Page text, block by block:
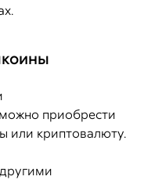
приобрести
или криптовалюту.